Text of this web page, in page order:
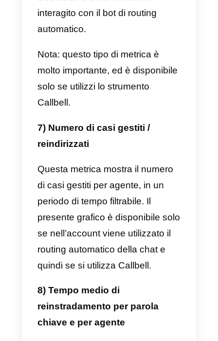
a misurare l’attività di ciascuno
degli agenti in modo più
filtrando per conversazione
chiusa o risolta.
4) Coda in chat
Questo rapporto mostra in tempo
ciascun agente, aiutandoci così a
capire se, ad esempio, un
determinato agente è
sovraccarico di chat da gestire e,
se è necessario, ridistribuire le
trovano con meno casi da
5) Messaggi senza risposta